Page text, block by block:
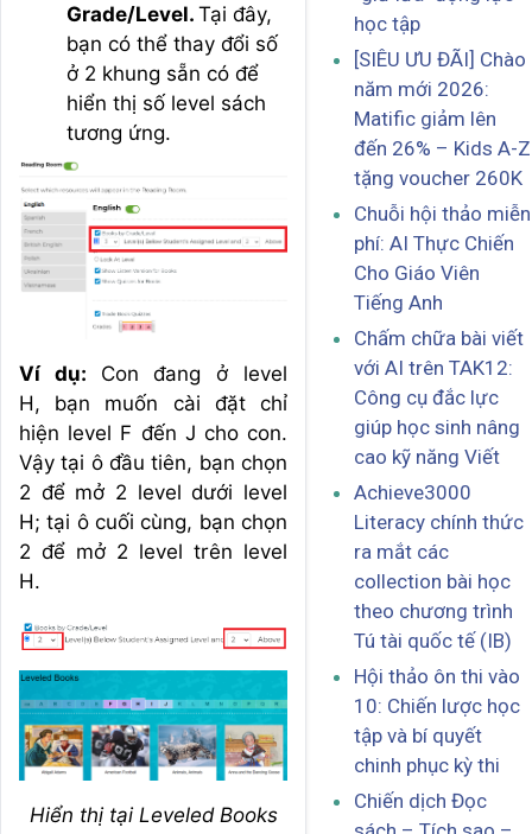
Grade/Level. Tại đây,
bạn có thể thay đổi số
ở 2 khung sẵn có để
hiển thị số level sách
tương ứng.
Ví dụ: Con đang ở level
H, bạn muốn cài đặt chỉ
hiện level F đến J cho con.
Vậy tại ô đầu tiên, bạn chọn
2 để mở 2 level dưới level
H; tại ô cuối cùng, bạn chọn
2 để mở 2 level trên level
H.
Hiển thị tại Leveled Books
học tập
[SIÊU ƯU ĐÃI] Chào
năm mới 2026:
Matific giảm lên
đến 26% – Kids A-Z
tặng voucher 260K
Chuỗi hội thảo miễn
phí: AI Thực Chiến
Cho Giáo Viên
Tiếng Anh
Chấm chữa bài viết
với AI trên TAK12:
Công cụ đắc lực
giúp học sinh nâng
cao kỹ năng Viết
Achieve3000
Literacy chính thức
ra mắt các
collection bài học
theo chương trình
Tú tài quốc tế (IB)
Hội thảo ôn thi vào
10: Chiến lược học
tập và bí quyết
chinh phục kỳ thi
Chiến dịch Đọc